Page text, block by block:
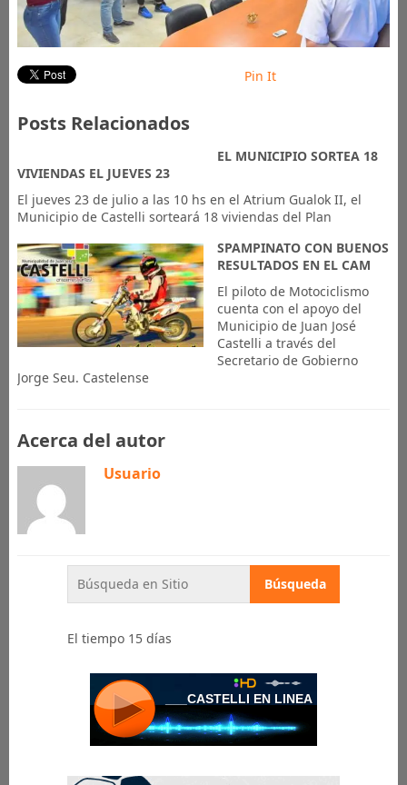
Pin It
Posts Relacionados
EL MUNICIPIO SORTEA 18
VIVIENDAS EL JUEVES 23
El jueves 23 de julio a las 10 hs en el Atrium Gualok II, el
Municipio de Castelli sorteará 18 viviendas del Plan
SPAMPINATO CON BUENOS
RESULTADOS EN EL CAM
El piloto de Motociclismo
cuenta con el apoyo del
Municipio de Juan José
Castelli a través del
Secretario de Gobierno
Jorge Seu. Castelense
Acerca del autor
Usuario
El tiempo 15 días